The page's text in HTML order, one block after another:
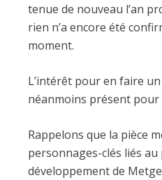
tenue de nouveau l’an
rien n’a encore été
moment.
L’intérêt pour en faire
néanmoins présent
Rappelons que la pièce
personnages-clés liés
développement de